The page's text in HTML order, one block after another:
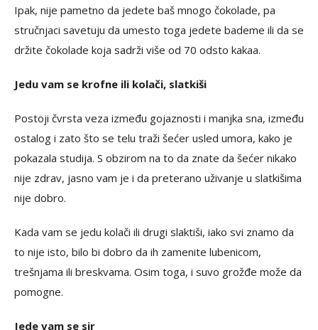
Ipak, nije pametno da jedete baš mnogo čokolade, pa
stručnjaci savetuju da umesto toga jedete bademe ili da se
držite čokolade koja sadrži više od 70 odsto kakaa.
Jedu vam se krofne ili kolači, slatkiši
Postoji čvrsta veza između gojaznosti i manjka sna, između
ostalog i zato što se telu traži šećer usled umora, kako je
pokazala studija. S obzirom na to da znate da šećer nikako
nije zdrav, jasno vam je i da preterano uživanje u slatkišima
nije dobro.
Kada vam se jedu kolači ili drugi slaktiši, iako svi znamo da
to nije isto, bilo bi dobro da ih zamenite lubenicom,
trešnjama ili breskvama. Osim toga, i suvo grožđe može da
pomogne.
Jede vam se sir